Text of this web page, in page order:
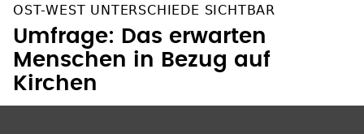
OST-WEST UNTERSCHIEDE SICHTBAR
Umfrage: Das erwarten
Menschen in Bezug auf
Kirchen